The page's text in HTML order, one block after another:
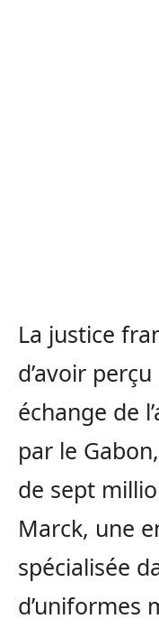
La justice
d’avoir
échange de
par le
de sept
Marck, une
spécialisée
d’uniformes